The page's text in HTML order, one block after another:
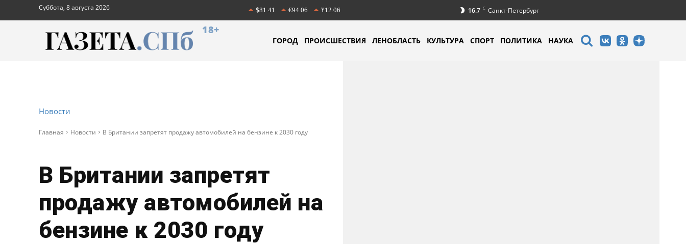
Суббота, 8 августа 2026 $81.41 €94.06 ¥12.06 16.7 C Санкт-Петербург
18+
ГОРОД ПРОИСШЕСТВИЯ ЛЕНОБЛАСТЬ КУЛЬТУРА СПОРТ ПОЛИТИКА НАУКА
Новости
Главная Новости В Британии запретят продажу автомобилей на бензине к 2030 году
В Британии запретят
продажу автомобилей на
бензине к 2030 году